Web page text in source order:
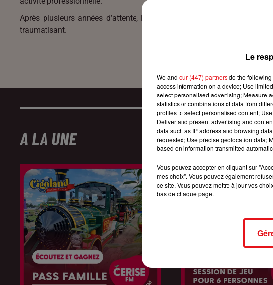
Après plusieurs années d’attente, les victimes espèrent que ce
traumatisant.
A LA UNE
Le
We and our (447) partnersdo the
access information on a device; Use
select personalised advertising; Measure
statistics or combinations of data from
profiles to select personalised content;
Deliver and present advertising and
data such as IP address and browsing
requested; Use precise geolocation data;
based on information transmitted
Vous pouvez accepter en cliquant sur
mes choix". Vous pouvez également
ce site. Vous pouvez mettre à jour vos
bas de chaque page.